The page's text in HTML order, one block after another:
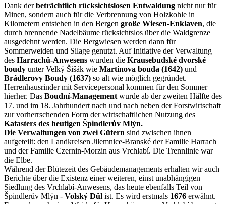
Dank derbeträchtlich rücksichtslosen Entwaldung nicht nur für
Minen, sondern auch für die Verbrennung von Holzkohle in
Kilometern entstehen in den Bergen große Wiesen-Enklaven, die
durch brennende Nadelbäume rücksichtslos über die Waldgrenze
ausgedehnt werden. Die Bergwiesen werden dann für
Sommerweiden und Silage genutzt. Auf Initiative der Verwaltung
des Harrachů-Anwesens wurden die Krausebudské dvorské
boudy unter Velký Šišák wie Martinova bouda (1642) und
Brádlerovy Boudy (1637) so alt wie möglich gegründet.
Herrenhausrinder mit Servicepersonal kommen für den Sommer
hierher. Das Boudní-Management wurde ab der zweiten Hälfte des
17. und im 18. Jahrhundert nach und nach neben der Forstwirtschaft
zur vorherrschenden Form der wirtschaftlichen Nutzung des
Katasters des heutigen Špindlerův Mlýn.
Die Verwaltungen von zwei Gütern sind zwischen ihnen
aufgeteilt: den Landkreisen Jilemnice-Branské der Familie Harrach
und der Familie Czernin-Morzin aus Vrchlabí. Die Trennlinie war
die Elbe.
Während der Blütezeit des Gebäudemanagements erhalten wir auch
Berichte über die Existenz einer weiteren, einst unabhängigen
Siedlung des Vrchlabí-Anwesens, das heute ebenfalls Teil von
Špindlerův Mlýn - Volský Důl ist. Es wird erstmals 1676 erwähnt.